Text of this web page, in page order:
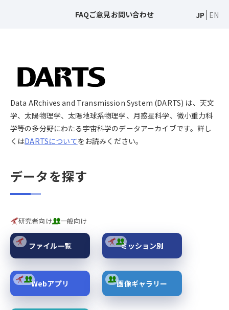
FAQご意見お問い合わせ JP EN
Data ARchives and Transmission System (DARTS) は、天文
学、太陽物理学、太陽地球系物理学、月惑星科学、微小重力科
学等の多分野にわたる宇宙科学のデータアーカイブです。詳し
くはDARTSについてをお読みください。
データを探す
研究者向け 一般向け
ファイル一覧 ミッション別
Webアプリ 画像ギャラリー